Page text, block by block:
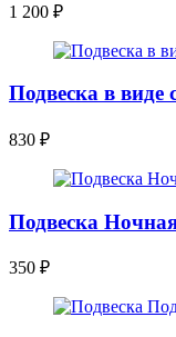
1 200 ₽
Подвеска в виде
830 ₽
Подвеска
350 ₽